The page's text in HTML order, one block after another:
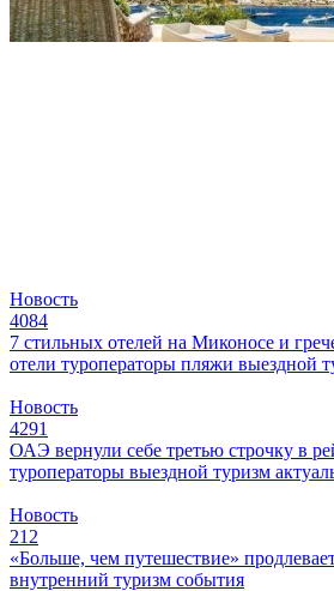
Новость
4084
7 стильных отелей на Миконосе и
отели туроператоры пляжи выездной
Новость
4291
ОАЭ вернули себе третью строчку в
туроператоры выездной туризм
Новость
212
«Больше, чем путешествие»
внутренний туризм события